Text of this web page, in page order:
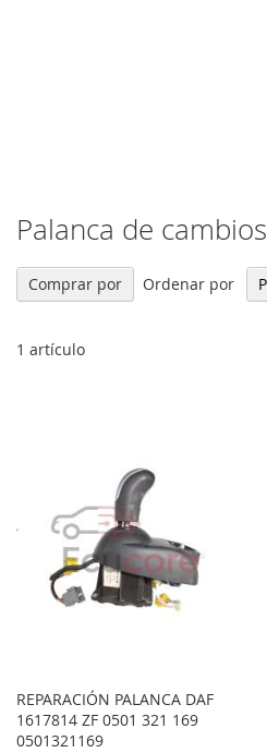
Palanca de cambios
1 artículo
Ordenar por
REPARACIÓN PALANCA DAF
1617814 ZF 0501 321 169
0501321169
Comprar por